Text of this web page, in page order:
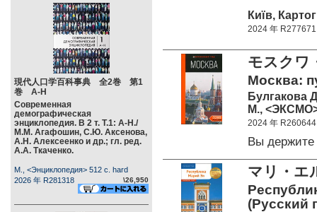
現代人口学百科事典 全2巻 第1
巻 А-Н
Современная
демографическая
энциклопедия. В 2 т. Т.1: А-Н./
М.М. Агафошин, С.Ю. Аксенова,
А.Н. Алексеенко и др.; гл. ред.
А.А. Ткаченко.
М., <Энциклопедия> 512 c. hard
2026 年 R281318
\26,950
Київ,
2024 年 R277671
モスクワ
Москва:
Булгакова
М.,
2024 年 R260644
Вы держите
マリ・エ
(Русский